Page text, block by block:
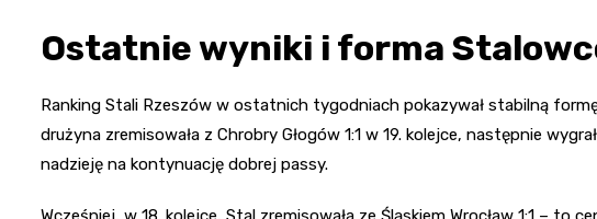
Ostatnie wyniki i forma
Ranking Stali Rzeszów w ostatnich tygodniach pokazywał stabilną
drużyna zremisowała z Chrobry Głogów 1:1 w 19. kolejce, następnie
nadzieję na kontynuację dobrej passy.